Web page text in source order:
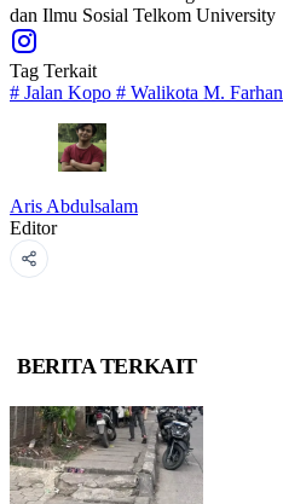
dan Ilmu Sosial Telkom University
Tag Terkait
# Jalan Kopo # Walikota M. Farhan
Aris Abdulsalam
Editor
BERITA TERKAIT